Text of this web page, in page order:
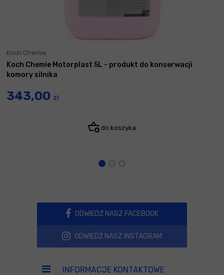
Koch Chemie
Koch Chemie Motorplast 5L - produkt do konserwacji
komory silnika
343,00 zł
do koszyka
ODWIEDŹ NASZ FACEBOOK
ODWIEDŹ NASZ INSTAGRAM
INFORMACJE KONTAKTOWE